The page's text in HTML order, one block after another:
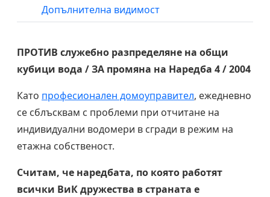
Допълнителна видимост
ПРОТИВ служебно разпределяне на общи
кубици вода / ЗА промяна на Наредба 4 / 2004
Като професионален домоуправител, ежедневно
се сблъсквам с проблеми при отчитане на
индивидуални водомери в сгради в режим на
етажна собственост.
Считам, че наредбата, по която работят
всички ВиК дружества в страната е